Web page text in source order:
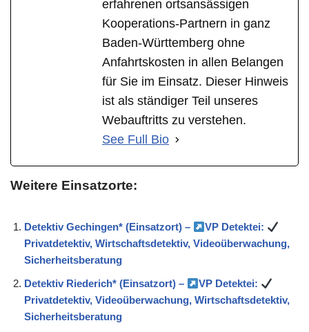
erfahrenen ortsansässigen
Kooperations-Partnern in ganz
Baden-Württemberg ohne
Anfahrtskosten in allen Belangen
für Sie im Einsatz. Dieser Hinweis
ist als ständiger Teil unseres
Webauftritts zu verstehen.
See Full Bio
Weitere Einsatzorte:
Detektiv Gechingen* (Einsatzort) –
VP Detektei:
Privatdetektiv, Wirtschaftsdetektiv, Videoüberwachung,
Sicherheitsberatung
Detektiv Riederich* (Einsatzort) –
VP Detektei:
Privatdetektiv, Videoüberwachung, Wirtschaftsdetektiv,
Sicherheitsberatung